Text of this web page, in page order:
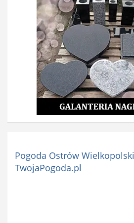
Pogoda Ostrów Wielkopolski
TwojaPogoda.pl